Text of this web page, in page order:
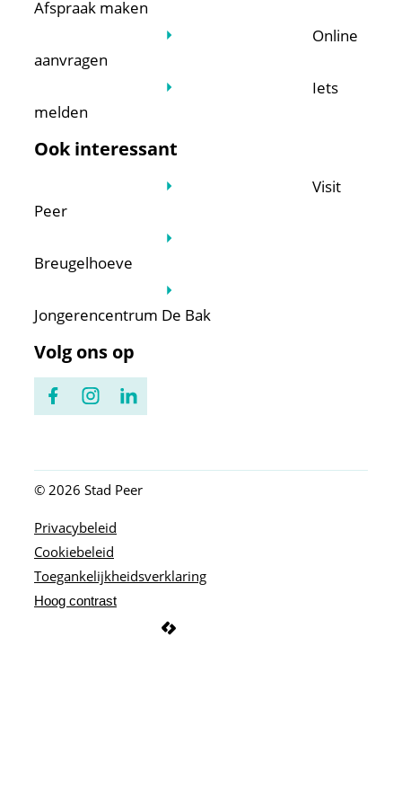
Afspraak maken
Online
aanvragen
Iets
melden
Ook interessant
Visit
Peer
Breugelhoeve
Jongerencentrum De Bak
Volg ons op
FacebookInstagramLinkedIn
© 2026 Stad Peer
Privacybeleid
Cookiebeleid
Toegankelijkheidsverklaring
Hoog contrast